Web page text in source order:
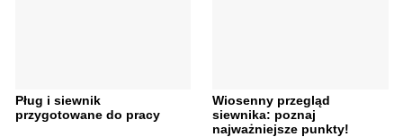
Pług i siewnik
przygotowane do pracy
Wiosenny przegląd
siewnika: poznaj
najważniejsze punkty!